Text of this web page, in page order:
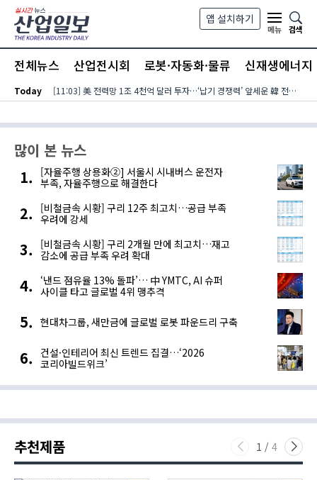
본문 바로가기
앱 설치하기
메뉴
검색
전체뉴스 산업전시회 로봇·자동화·물류 신재생에너지
Today [11:03] 美 전력망 1조 4천억 달러 투자…‘납기 경쟁력’ 앞세운 韓 전력기자재 수출 호조
많이 본 뉴스
[자율주행 상용화②] 서울시 시내버스 운전자
부족, 자율주행으로 해결한다
[비철금속 시황] 구리 12주 최고치…공급 부족
우려에 강세
[비철금속 시황] 구리 2개월 만에 최고치…재고
감소에 공급 부족 우려 확대
‘낸드 점유율 13% 돌파’… 中 YMTC, AI 슈퍼
사이클 타고 글로벌 4위 맹추격
현대차그룹, 새만금에 글로벌 로봇 파운드리 구축
건설·인테리어 최신 트렌드 집결…‘2026
코리아빌드위크’
추천제품 1 / 4